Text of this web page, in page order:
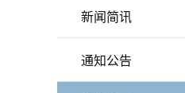
新闻简讯
通知公告